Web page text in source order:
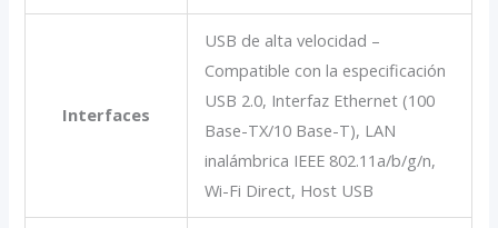
Interfaces
USB de alta velocidad –
Compatible con la especificación
USB 2.0, Interfaz Ethernet (100
Base-TX/10 Base-T), LAN
inalámbrica IEEE 802.11a/b/g/n,
Wi-Fi Direct, Host USB